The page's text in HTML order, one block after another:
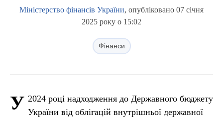
Міністерство фінансів України, опубліковано 07 січня
2025 року о 15:02
Фінанси
У 2024 році надходження до Державного бюджету
України від облігацій внутрішньої державної